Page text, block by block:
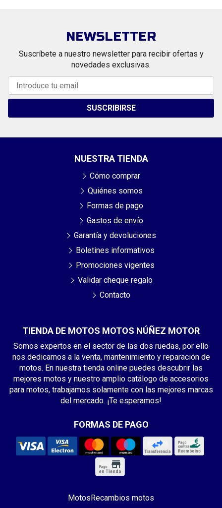
NEWSLETTER
Suscríbete a nuestro newsletter para recibir ofertas y
novedades exclusivas.
SUSCRIBIRSE
TIENDA DE MOTOS MOTOS NÚÑEZ MOTOR
Somos expertos en el sector de las dos ruedas, por ello
nos dedicamos a la venta, mantenimiento y reparación de
motos. En nuestra tienda online puedes descubrir las
mejores motos y nuestro amplio catálogo de accesorios
para motos, trabajamos solamente con las mejores marcas
del mercado. ¡Te esperamos!
FORMAS DE PAGO
NUESTRA TIENDA
Cómo comprar
Quiénes somos
Formas de pago
Gastos de envío
Garantía y devoluciones
Boletines informativos
Promociones vigentes
Validar cheque regalo
Contacto
MotosRecambios motos